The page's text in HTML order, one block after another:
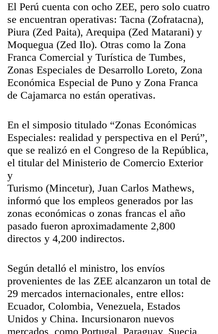
El Perú cuenta con ocho ZEE, pero solo cuatro
se encuentran operativas: Tacna (Zofratacna),
Piura (Zed Paita), Arequipa (Zed Matarani) y
Moquegua (Zed Ilo). Otras como la Zona
Franca Comercial y Turística de Tumbes,
Zonas Especiales de Desarrollo Loreto, Zona
Económica Especial de Puno y Zona Franca
de Cajamarca no están operativas.
En el simposio titulado “Zonas Económicas
Especiales: realidad y perspectiva en el Perú”,
que se realizó en el Congreso de la República,
el titular del Ministerio de Comercio Exterior
y
Turismo (Mincetur), Juan Carlos Mathews,
informó que los empleos generados por las
zonas económicas o zonas francas el año
pasado fueron aproximadamente 2,800
directos y 4,200 indirectos.
Según detalló el ministro, los envíos
provenientes de las ZEE alcanzaron un total de
29 mercados internacionales, entre ellos:
Ecuador, Colombia, Venezuela, Estados
Unidos y China. Incursionaron nuevos
mercados, como Portugal, Paraguay, Suecia,